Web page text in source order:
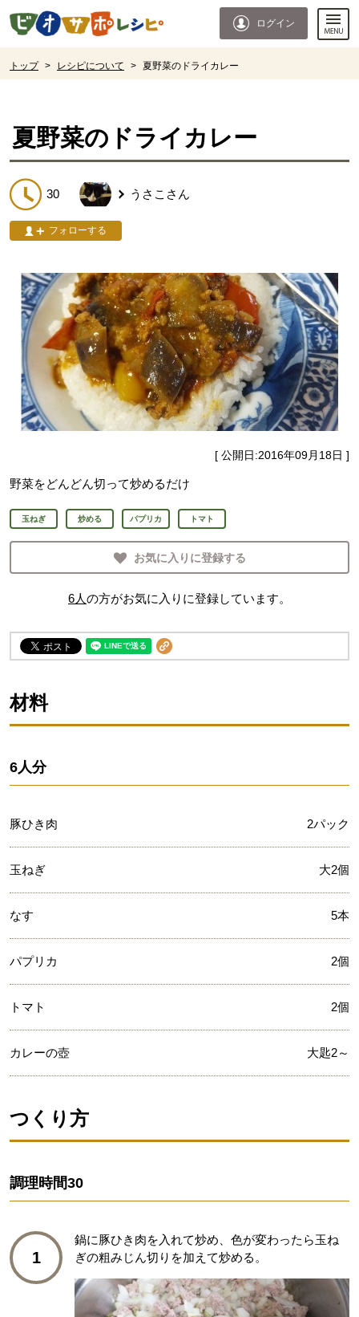
ページの先頭です。
ログイン
トップ > レシピについて > 夏野菜のドライカレー
夏野菜のドライカレー
30 うさこ さん
フォローする
[ 公開日:2016年09月18日 ]
野菜をどんどん切って炒めるだけ
玉ねぎ 炒める パプリカ トマト
お気に入りに登録する
6人の方がお気に入りに登録しています。
材料
6人分
豚ひき肉 2パック
玉ねぎ 大2個
なす 5本
パプリカ 2個
トマト 2個
カレーの壺 大匙2～
つくり方
調理時間30
1
鍋に豚ひき肉を入れて炒め、色が変わったら玉ね
ぎの粗みじん切りを加えて炒める。